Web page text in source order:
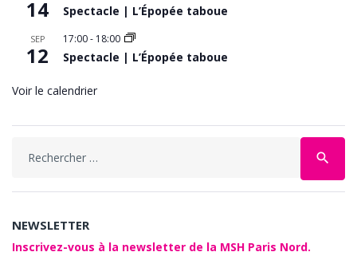
14 Spectacle | L’Épopée taboue
SEP
12
17:00- 18:00
Spectacle | L’Épopée taboue
Voir le calendrier
search
NEWSLETTER
Inscrivez-vous à la newsletter de la MSH Paris Nord.